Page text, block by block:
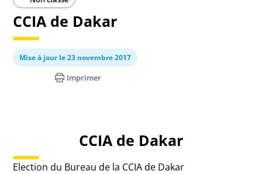
CCIA de Dakar
Mise à jour le 23 novembre 2017
Imprimer
CCIA de Dakar
Election du Bureau de la CCIA de Dakar